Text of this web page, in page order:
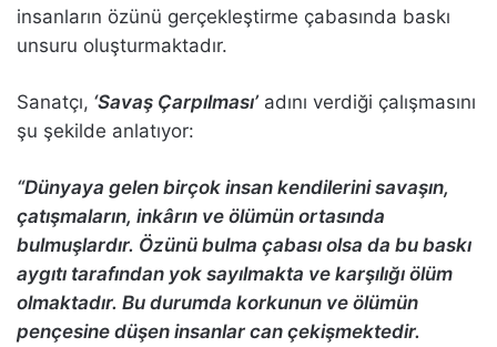
insanların özünü gerçekleştirme çabasında baskı
unsuru oluşturmaktadır.
Sanatçı, ‘Savaş Çarpılması’ adını verdiği çalışmasını
şu şekilde anlatıyor:
“Dünyaya gelen birçok insan kendilerini savaşın,
çatışmaların, inkârın ve ölümün ortasında
bulmuşlardır. Özünü bulma çabası olsa da bu baskı
aygıtı tarafından yok sayılmakta ve karşılığı ölüm
olmaktadır. Bu durumda korkunun ve ölümün
pençesine düşen insanlar can çekişmektedir.